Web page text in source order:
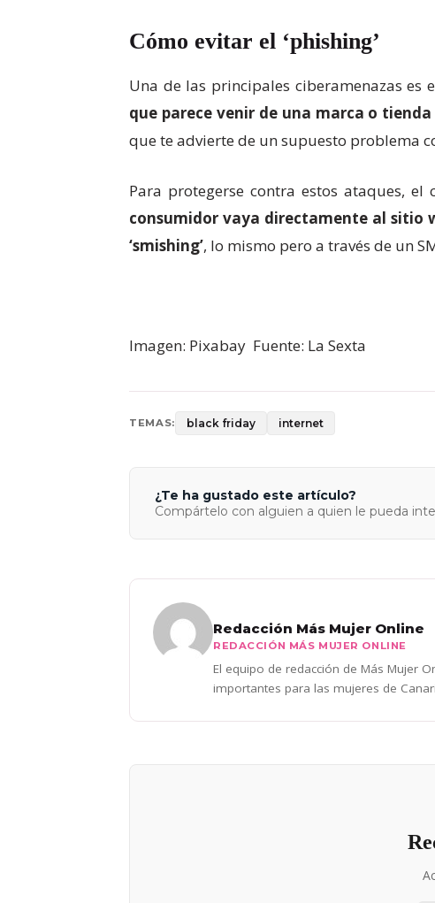
Cómo evitar el ‘phishing’
Una de las principales ciberamenazas es
que parece venir de una marca o
que te advierte de un supuesto problema
Para protegerse contra estos ataques,
consumidor vaya directamente al sitio
‘smishing’, lo mismo pero a través de un
Imagen: Pixabay Fuente: La Sexta
TEMAS: black friday internet
¿Te ha gustado este artículo?
Compártelo con alguien a quien le pueda
Redacción Más Mujer Online
REDACCIÓN MÁS MUJER ONLINE
El equipo de redacción de Más Mujer
importantes para las mujeres de